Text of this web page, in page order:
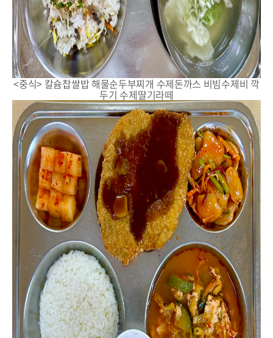
<중식> 칼슘찹쌀밥 해물순두부찌개 수제돈까스 비빔수제비 깍
두기 수제딸기라떼